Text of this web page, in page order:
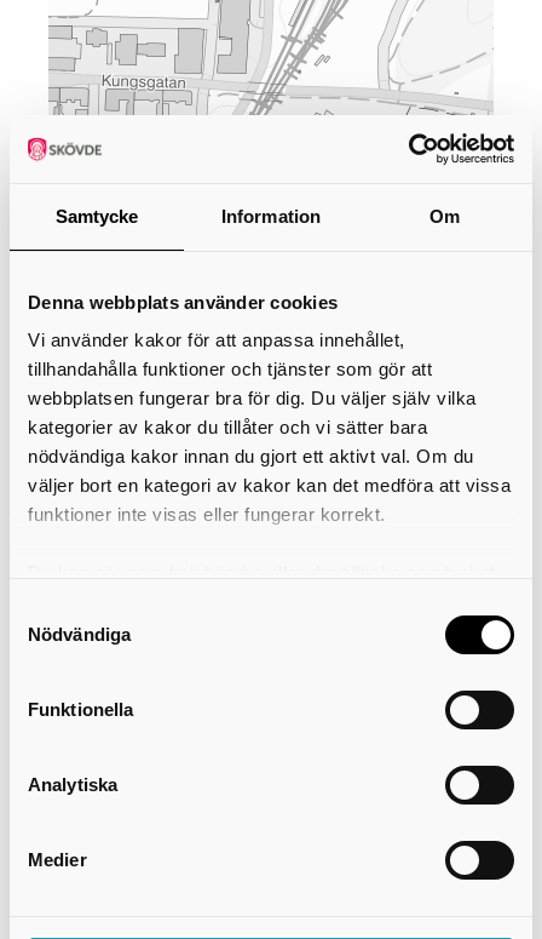
Samtycke Information Om
Denna webbplats använder cookies
Vi använder kakor för att anpassa innehållet,
tillhandahålla funktioner och tjänster som gör att
webbplatsen fungerar bra för dig. Du väljer själv vilka
kategorier av kakor du tillåter och vi sätter bara
nödvändiga kakor innan du gjort ett aktivt val. Om du
väljer bort en kategori av kakor kan det medföra att vissa
funktioner inte visas eller fungerar korrekt.
användning av kakor som du hittar längst ner på sidan
Nödvändiga
Funktionella
Analytiska
Medier
Leaflet
Öppettider
Ons 5 aug 11:00-18:00
Tors 6 aug 11:00-18:00
Fre 7 aug 11:00-18:00
Lör 8 aug 12:00